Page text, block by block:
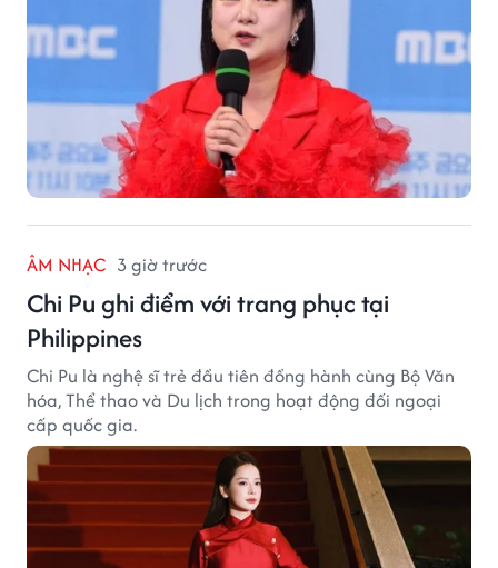
ÂM NHẠC 3 giờ trước
Chi Pu ghi điểm với trang phục tại
Philippines
Chi Pu là nghệ sĩ trẻ đầu tiên đồng hành cùng Bộ Văn
hóa, Thể thao và Du lịch trong hoạt động đối ngoại
cấp quốc gia.